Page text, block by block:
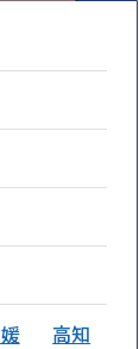
高知